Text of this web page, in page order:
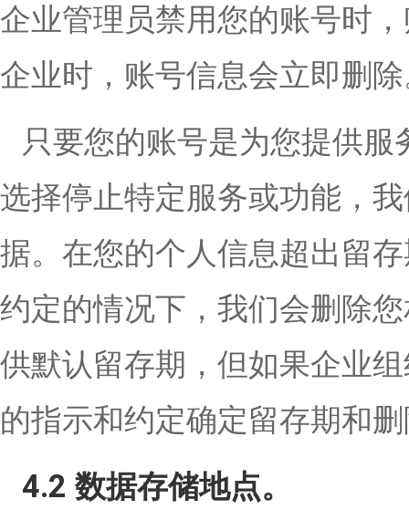
企业管理员禁用您的账号时
企业时，账号信息会立即删
只要您的账号是为您提供
选择停止特定服务或功能，
据。在您的个人信息超出留
约定的情况下，我们会删除
供默认留存期，但如果企业
的指示和约定确定留存期和
4.2 数据存储地点。